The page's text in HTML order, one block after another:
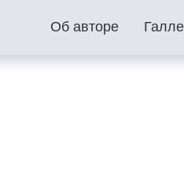
Об авторе
Гордиенко